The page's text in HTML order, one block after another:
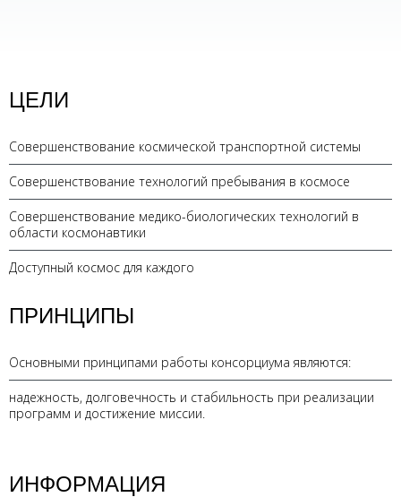
ЦЕЛИ
Совершенствование космической транспортной системы
Совершенствование технологий пребывания в космосе
Совершенствование медико-биологических технологий в
области космонавтики
Доступный космос для каждого
ПРИНЦИПЫ
Основными принципами работы консорциума являются:
надежность, долговечность и стабильность при реализации
программ и достижение миссии.
ИНФОРМАЦИЯ